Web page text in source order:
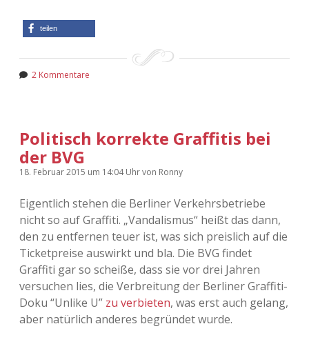
Adventskalender 2018
Adventskalender 2023
Adventskalender 2024
teilen
2 Kommentare
Politisch korrekte Graffitis bei
der BVG
18. Februar 2015 um 14:04 Uhrvon Ronny
Eigentlich stehen die Berliner Verkehrsbetriebe
nicht so auf Graffiti. „Vandalismus“ heißt das dann,
den zu entfernen teuer ist, was sich preislich auf die
Ticketpreise auswirkt und bla. Die BVG findet
Graffiti gar so scheiße, dass sie vor drei Jahren
versuchen lies, die Verbreitung der Berliner Graffiti-
Doku “Unlike U” zu verbieten, was erst auch gelang,
aber natürlich anderes begründet wurde.